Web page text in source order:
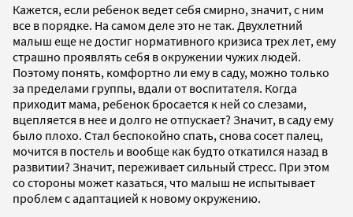
Кажется, если ребенок ведет себя смирно, значит, с ним
все в порядке. На самом деле это не так. Двухлетний
малыш еще не достиг нормативного кризиса трех лет, ему
страшно проявлять себя в окружении чужих людей.
Поэтому понять, комфортно ли ему в саду, можно только
за пределами группы, вдали от воспитателя. Когда
приходит мама, ребенок бросается к ней со слезами,
вцепляется в нее и долго не отпускает? Значит, в саду ему
было плохо. Стал беспокойно спать, снова сосет палец,
мочится в постель и вообще как будто откатился назад в
развитии? Значит, переживает сильный стресс. При этом
со стороны может казаться, что малыш не испытывает
проблем с адаптацией к новому окружению.